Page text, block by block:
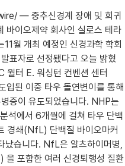
— 중추신경계 장애 및 희귀
바이오제약 회사인 실로스 테라
월 개최 예정인 신경과학 학회
표자로 선정됐다고 오늘 밝혔
월터 E. 워싱턴 컨벤션 센터
입된 이중 타우 돌연변이를 통해
증이 유도되었습니다. NHP는
석에서 6개월에 걸쳐 타우 단백
경쇄(NfL) 단백질 바이오마커
났습니다. NfL은 알츠하이머병,
을 포함한 여러 신경퇴행성 질환